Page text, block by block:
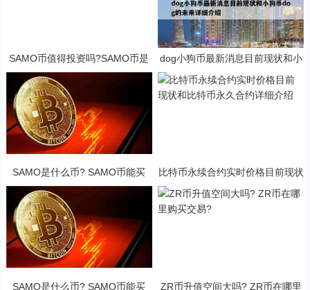
SAMO币值得投资吗?SAMO币是
不是国产币?
dog小狗币最新消息目前现状和小
SAMO是什么币? SAMO币能买
吗?·
比特币永续合约实时价格目前现状
SAMO是什么币? SAMO币能买 ZR币升值空间大吗? ZR币在哪里